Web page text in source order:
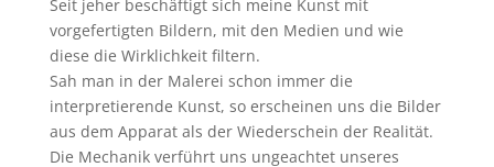
Seit jeher beschäftigt sich meine Kunst mit
vorgefertigten Bildern, mit den Medien und wie
diese die Wirklichkeit filtern.
Sah man in der Malerei schon immer die
interpretierende Kunst, so erscheinen uns die Bilder
aus dem Apparat als der Wiederschein der Realität.
Die Mechanik verführt uns ungeachtet unseres